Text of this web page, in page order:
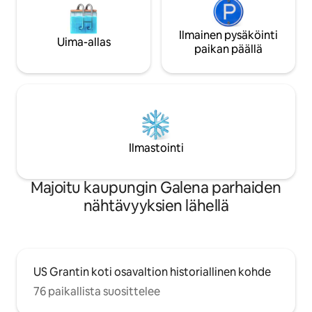
Uima-allas
Ilmainen pysäköinti
paikan päällä
Ilmastointi
Majoitu kaupungin Galena parhaiden
nähtävyyksien lähellä
US Grantin koti osavaltion historiallinen kohde
76 paikallista suosittelee